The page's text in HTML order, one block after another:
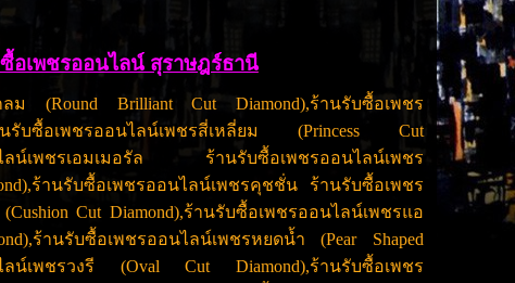
อเพชรออนไลน์ สุราษฎร์ธานี
ลม (Round Brilliant Cut Diamond),ร้านรับซื้อเพชร
บซื้อเพชรออนไลน์เพชรสี่เหลี่ยม (Princess Cut
นไลน์เพชรเอมเมอรัล ร้านรับซื้อเพชรออนไลน์เพชร
ร้านรับซื้อเพชรออนไลน์เพชรคุชชั่น ร้านรับซื้อเพชร
Cut Diamond),ร้านรับซื้อเพชรออนไลน์เพชรแอ
ร้านรับซื้อเพชรออนไลน์เพชรหยดน้ำ (Pear Shaped
ไลน์เพชรวงรี (Oval Cut Diamond),ร้านรับซื้อเพชร